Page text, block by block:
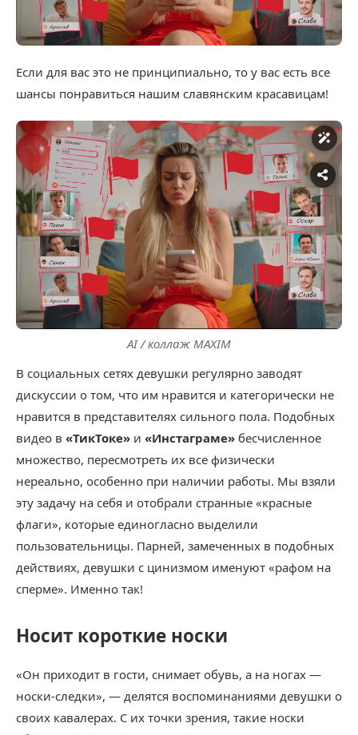
Если для вас это не принципиально, то у вас есть все
шансы понравиться нашим славянским красавицам!
AI / коллаж MAXIM
В социальных сетях девушки регулярно заводят
дискуссии о том, что им нравится и категорически не
нравится в представителях сильного пола. Подобных
видео в «ТикТоке» и «Инстаграме» бесчисленное
множество, пересмотреть их все физически
нереально, особенно при наличии работы. Мы взяли
эту задачу на себя и отобрали странные «красные
флаги», которые единогласно выделили
пользовательницы. Парней, замеченных в подобных
действиях, девушки с цинизмом именуют «рафом на
сперме». Именно так!
Носит короткие носки
«Он приходит в гости, снимает обувь, а на ногах —
носки-следки», — делятся воспоминаниями девушки о
своих кавалерах. С их точки зрения, такие носки